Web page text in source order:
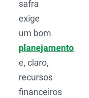
safra
exige
um bom
planejamento
e, claro,
recursos
financeiros